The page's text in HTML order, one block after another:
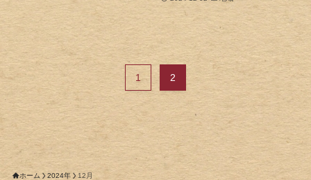
1 2
ホーム 2024年 12月